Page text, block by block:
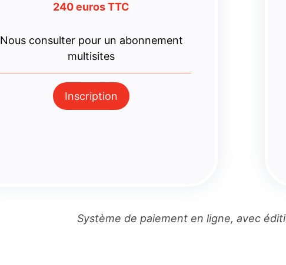
240 euros TTC
Nous consulter pour un abonnement
multisites
Inscription
Système de paiement en ligne, avec